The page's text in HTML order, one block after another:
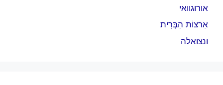
אורוגוואי
אַרצוֹת הַבְּרִית
ונצואלה